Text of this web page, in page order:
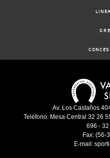
Av. Los Castaños
Teléfono: Mesa Central 32 26
696 -
Fax: (56-
E-mail: